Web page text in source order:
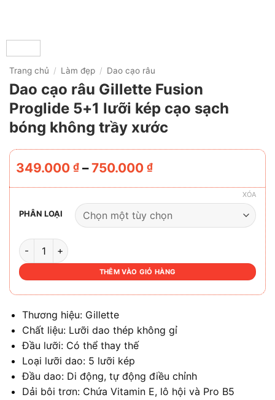
Trang chủ / Làm đẹp / Dao cạo râu
Dao cạo râu Gillette Fusion
Proglide 5+1 lưỡi kép cạo sạch
bóng không trầy xước
349.000 ₫ – 750.000 ₫Khoảng
từ
349.000 ₫
đến
750.000 ₫
PHÂN LOẠI
XÓA
DAO CẠO RÂU GILLETTE FUSION PROGLIDE 5+1 LƯỠI
THÊM VÀO GIỎ HÀNG
Thương hiệu: Gillette
Chất liệu: Lưỡi dao thép không gỉ
Đầu lưỡi: Có thể thay thế
Loại lưỡi dao: 5 lưỡi kép
Đầu dao: Di động, tự động điều chỉnh
Dải bôi trơn: Chứa Vitamin E, lô hội và Pro B5